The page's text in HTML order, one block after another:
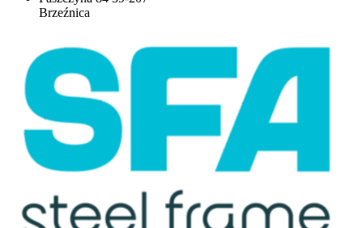
Brzeźnica